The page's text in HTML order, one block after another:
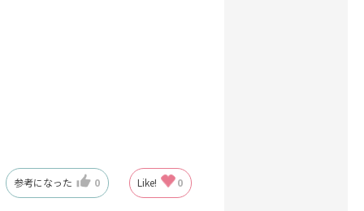
参考になった 0 Like! 0